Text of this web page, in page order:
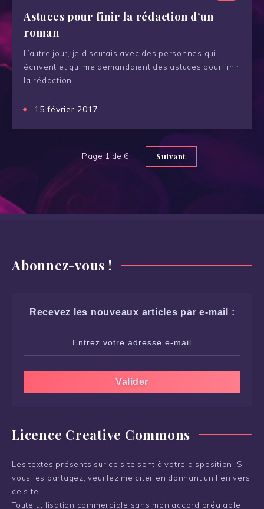
Astuces pour finir la rédaction d’un
roman
L’autre jour, je discutais avec des personnes qui
écrivent et qui me demandaient des astuces pour finir
la rédaction…
15 février 2017
Page 1 de 6 Suivant
Abonnez-vous !
Recevez les nouveaux articles par e-mail :
Licence Creative Commons
Les textes présents sur ce site sont à votre disposition. Si
vous les partagez, veuillez me citer en donnant un lien vers
ce site.
Toute utilisation commerciale sans mon accord préalable